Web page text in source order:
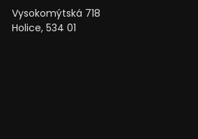
Vysokomýtská 718
Holice, 534 01